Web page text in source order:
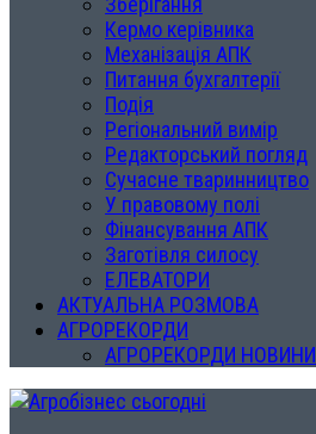
Кермо керівника
Механізація АПК
Питання бухгалтерії
Подія
Регіональний вимір
Редакторський погляд
Сучасне тваринництво
У правовому полі
Фінансування АПК
Заготівля силосу
ЕЛЕВАТОРИ
АКТУАЛЬНА РОЗМОВА
АГРОРЕКОРДИ
АГРОРЕКОРДИ НОВИНИ